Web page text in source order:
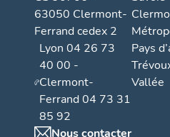
63050 Clermont-
Ferrand cedex 2
Lyon 04 26 73
40 00 -
Clermont-
Ferrand 04 73 31
85 92
Nous contacter
Pays
Vallée